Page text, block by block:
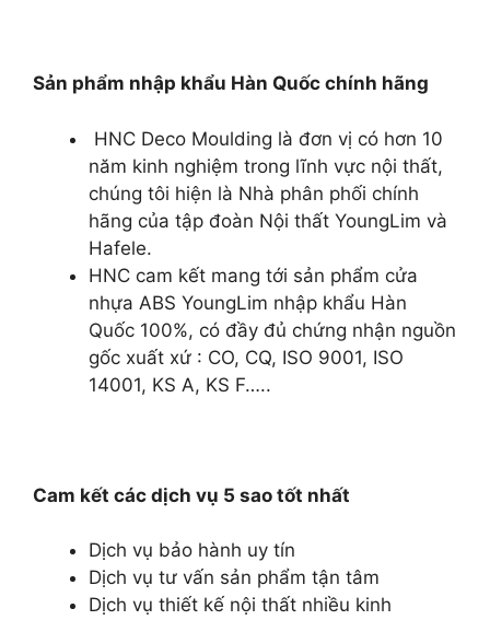
Sản phẩm nhập khẩu Hàn Quốc chính hãng
HNC Deco Moulding là đơn vị có hơn 10
năm kinh nghiệm trong lĩnh vực nội thất,
chúng tôi hiện là Nhà phân phối chính
hãng của tập đoàn Nội thất YoungLim và
Hafele.
HNC cam kết mang tới sản phẩm cửa
nhựa ABS YoungLim nhập khẩu Hàn
Quốc 100%, có đầy đủ chứng nhận nguồn
gốc xuất xứ : CO, CQ, ISO 9001, ISO
14001, KS A, KS F…..
Cam kết các dịch vụ 5 sao tốt nhất
Dịch vụ bảo hành uy tín
Dịch vụ tư vấn sản phẩm tận tâm
Dịch vụ thiết kế nội thất nhiều kinh